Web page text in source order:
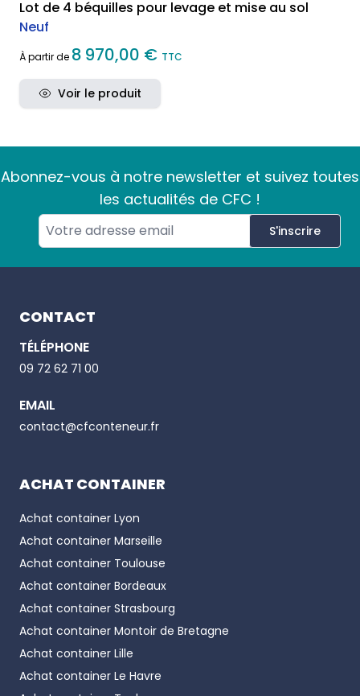
Lot de 4 béquilles pour levage et mise au sol
Neuf
À partir de 8 970,00 € TTC
Voir le produit
Abonnez-vous à notre newsletter et suivez toutes
les actualités de CFC !
S'inscrire
CONTACT
TÉLÉPHONE
Email
09 72 62 71 00
EMAIL
Phone number
contact@cfconteneur.fr
ACHAT CONTAINER
Achat container Lyon
Achat container Marseille
Achat container Toulouse
Achat container Bordeaux
Achat container Strasbourg
Achat container Montoir de Bretagne
Achat container Lille
Achat container Le Havre